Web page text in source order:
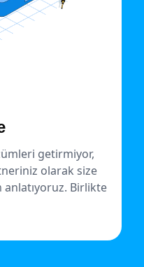
getirmiyor,
olarak size
Birlikte